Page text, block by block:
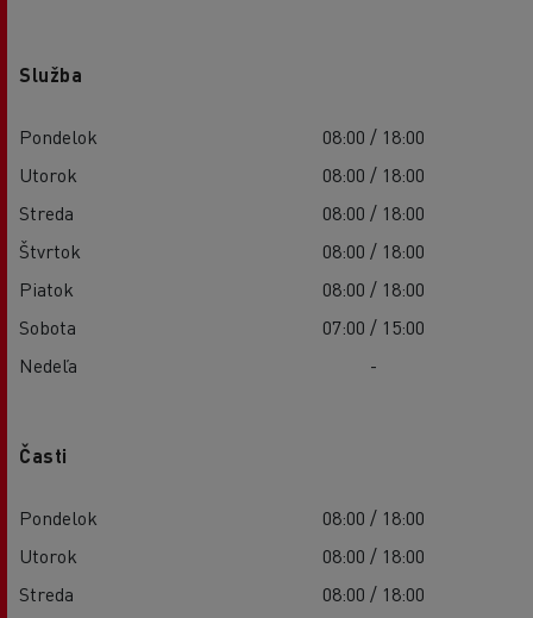
Služba
Pondelok
08:00 / 18:00
Utorok
08:00 / 18:00
Streda
08:00 / 18:00
Štvrtok
08:00 / 18:00
Piatok
08:00 / 18:00
Sobota
07:00 / 15:00
Nedeľa
-
Časti
Pondelok
08:00 / 18:00
Utorok
08:00 / 18:00
Streda
08:00 / 18:00